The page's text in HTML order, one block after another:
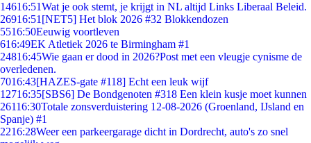
14616:51Wat je ook stemt, je krijgt in NL altijd Links Liberaal Beleid.
26916:51 [NET5] Het blok 2026 #32 Blokkendozen
5516:50Eeuwig voortleven
616:49EK Atletiek 2026 te Birmingham #1
24816:45Wie gaan er dood in 2026?Post met een vleugje cynisme de
overledenen.
7016:43[HAZES-gate #118] Echt een leuk wijf
12716:35[SBS6] De Bondgenoten #318 Een klein kusje moet kunnen
26116:30Totale zonsverduistering 12-08-2026 (Groenland, IJsland en
Spanje) #1
2216:28Weer een parkeergarage dicht in Dordrecht, auto's zo snel